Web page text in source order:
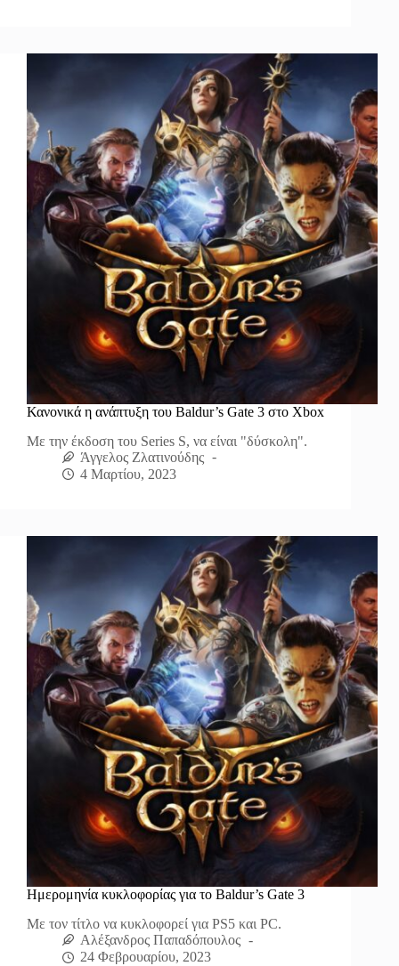
Κανονικά η ανάπτυξη του Baldur’s Gate 3 στο Xbox
Με την έκδοση του Series S, να είναι "δύσκολη".
Άγγελος Ζλατινούδης
4 Μαρτίου, 2023
Ημερομηνία κυκλοφορίας για το Baldur’s Gate 3
Με τον τίτλο να κυκλοφορεί για PS5 και PC.
Αλέξανδρος Παπαδόπουλος
24 Φεβρουαρίου, 2023